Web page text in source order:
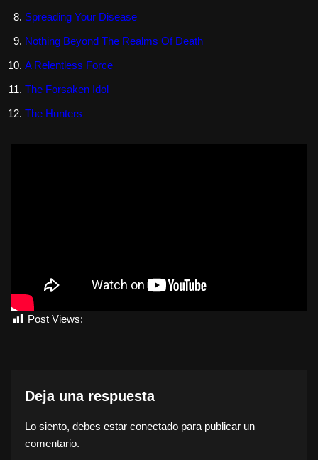
Spreading Your Disease
Nothing Beyond The Realms Of Death
A Relentless Force
The Forsaken Idol
The Hunters
Post Views:
Deja una respuesta
Lo siento, debes estar conectado para publicar un
comentario.